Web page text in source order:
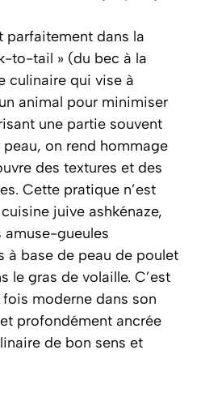
parfaitement dans la
to-tail » (du bec à la
culinaire qui vise à
animal pour minimiser
une partie souvent
on rend hommage
des textures et des
Cette pratique n’est
juive ashkénaze,
amuse-gueules
à base de peau de poulet
le gras de volaille. C’est
moderne dans son
profondément ancrée
de bon sens et